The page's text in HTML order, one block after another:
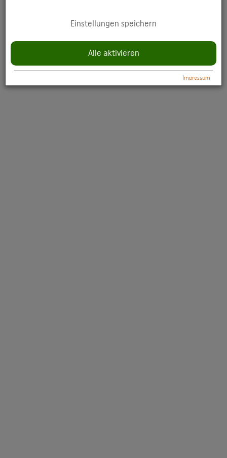
Datenschutzerklärung:https://policies.google.com/privacy
Einstellungen speichern
Alle aktivieren
Impressum